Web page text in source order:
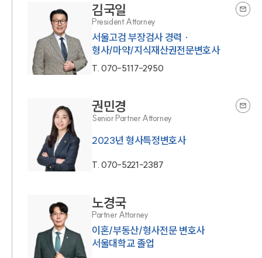
김국일
President Attorney
서울고검 부장검사 경력 ·
형사/마약/지식재산권전문변호사
T.070-5117-2950
권민경
Senior Partner Attorney
2023년 형사특정변호사
T.070-5221-2387
노경국
Partner Attorney
이혼/부동산/형사전문 변호사
서울대학교 졸업